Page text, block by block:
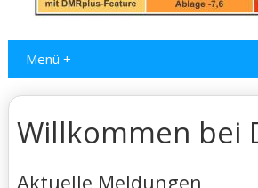
Menü +
Willkommen bei
Aktuelle Meldungen